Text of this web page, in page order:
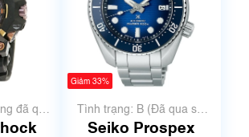
đã qua
đẹp,
Giảm 33%
Tình trạng: B (Đã qua sử
dụng, hàng đẹp, có chút
Seiko Prospex